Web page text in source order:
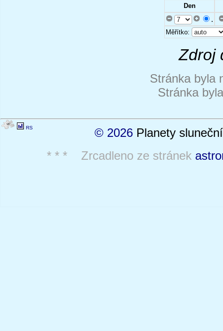
Den
.
Měřítko:
Zdroj
Stránka byla
Stránka
RS © 2026 Planety
* * * Zrcadleno ze stránek